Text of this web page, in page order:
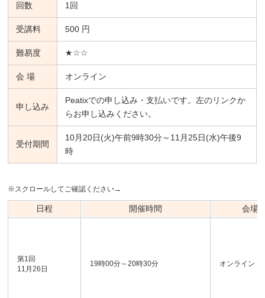
回数 1回
受講料 500 円
難易度 ★☆☆
会 場 オンライン
申し込み
Peatixでの申し込み・支払いです。左のリンクか
らお申し込みください。
受付期間
10月20日(火)午前9時30分～11月25日(水)午後9
時
※スクロールしてご確認ください→
日程 開催時間 会場
第1回
11月26日
19時00分～20時30分 オンライン